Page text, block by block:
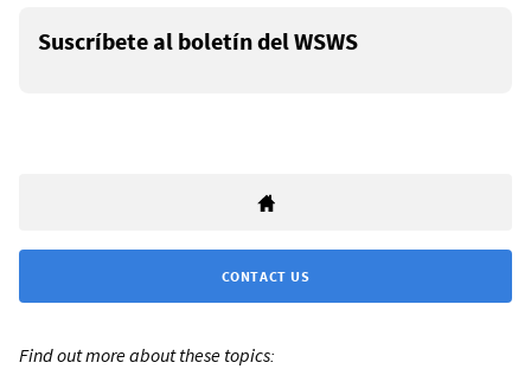
Suscríbete al boletín del WSWS
CONTACT US
Find out more about these topics: